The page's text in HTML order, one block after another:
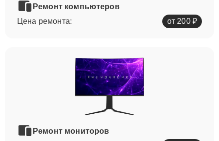
Ремонт компьютеров
Цена ремонта:
от 200 ₽
Ремонт мониторов